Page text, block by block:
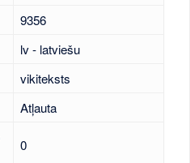
9356
lv - latviešu
vikiteksts
Atļauta
0